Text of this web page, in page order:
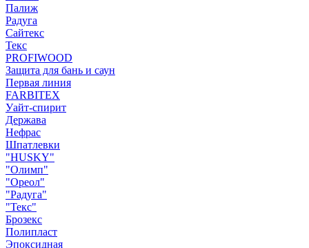
Палиж
Радуга
Сайтекс
Текс
PROFIWOOD
Защита для бань и саун
Первая линия
FARBITEX
Уайт-спирит
Держава
Нефрас
Шпатлевки
"HUSKY"
"Олимп"
"Ореол"
"Радуга"
"Текс"
Брозекс
Полипласт
Эпоксидная